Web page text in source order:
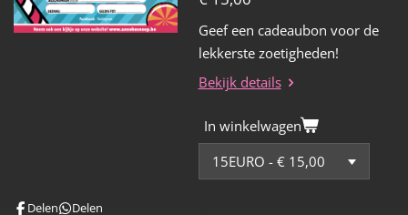
Geef een cadeaubon voor de
lekkerste zoetigheden!
Bekijk details
In winkelwagen
Delen Delen